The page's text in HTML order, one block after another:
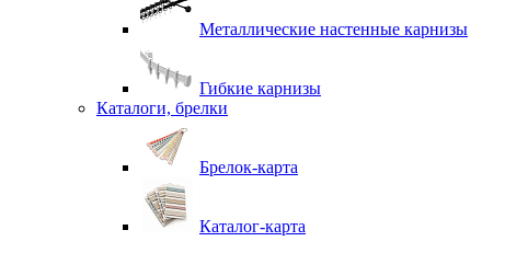
Металлические настенные карнизы
Гибкие карнизы
Каталоги, брелки
Брелок-карта
Каталог-карта